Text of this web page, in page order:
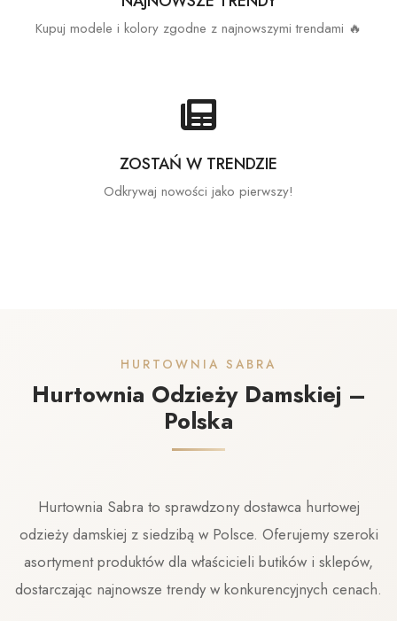
Kupuj modele i kolory zgodne z najnowszymi trendami 🔥
ZOSTAŃ W TRENDZIE
Odkrywaj nowości jako pierwszy!
HURTOWNIA SABRA
Hurtownia Odzieży Damskiej –
Polska
Hurtownia Sabra to sprawdzony dostawca hurtowej
odzieży damskiej z siedzibą w Polsce. Oferujemy szeroki
asortyment produktów dla właścicieli butików i sklepów,
dostarczając najnowsze trendy w konkurencyjnych cenach.